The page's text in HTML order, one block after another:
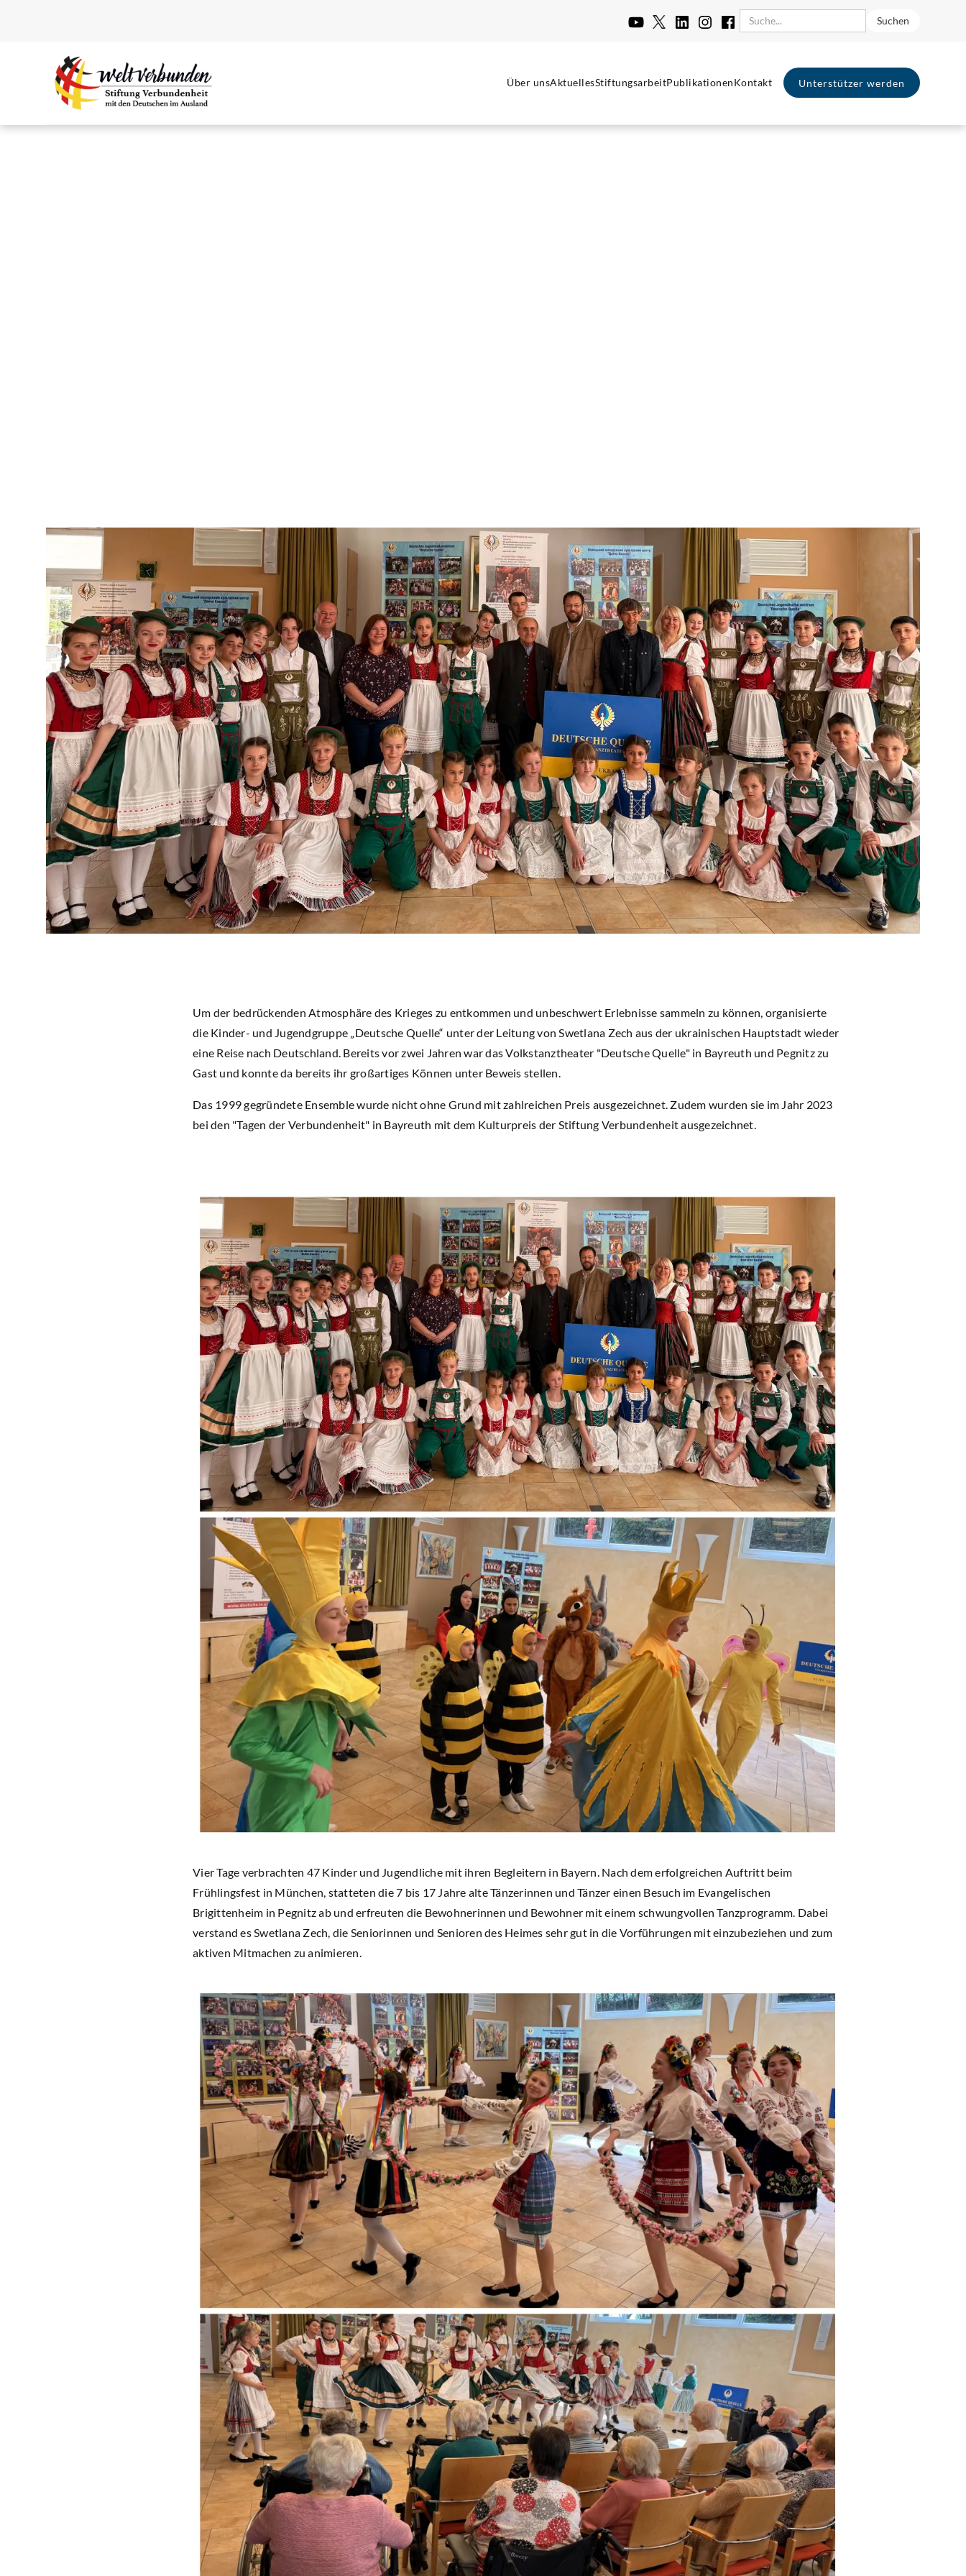
Über unsAktuellesStiftungsarbeitPublikationenKontakt Unterstützer werden
Um der bedrückenden Atmosphäre des Krieges zu entkommen und unbeschwert Erlebnisse sammeln zu können, organisierte
die Kinder- und Jugendgruppe „Deutsche Quelle“ unter der Leitung von Swetlana Zech aus der ukrainischen Hauptstadt wieder
eine Reise nach Deutschland. Bereits vor zwei Jahren war das Volkstanztheater "Deutsche Quelle" in Bayreuth und Pegnitz zu
Gast und konnte da bereits ihr großartiges Können unter Beweis stellen.
Das 1999 gegründete Ensemble wurde nicht ohne Grund mit zahlreichen Preis ausgezeichnet. Zudem wurden sie im Jahr 2023
bei den "Tagen der Verbundenheit" in Bayreuth mit dem Kulturpreis der Stiftung Verbundenheit ausgezeichnet.
Vier Tage verbrachten 47 Kinder und Jugendliche mit ihren Begleitern in Bayern. Nach dem erfolgreichen Auftritt beim
Frühlingsfest in München, statteten die 7 bis 17 Jahre alte Tänzerinnen und Tänzer einen Besuch im Evangelischen
Brigittenheim in Pegnitz ab und erfreuten die Bewohnerinnen und Bewohner mit einem schwungvollen Tanzprogramm. Dabei
verstand es Swetlana Zech, die Seniorinnen und Senioren des Heimes sehr gut in die Vorführungen mit einzubeziehen und zum
aktiven Mitmachen zu animieren.